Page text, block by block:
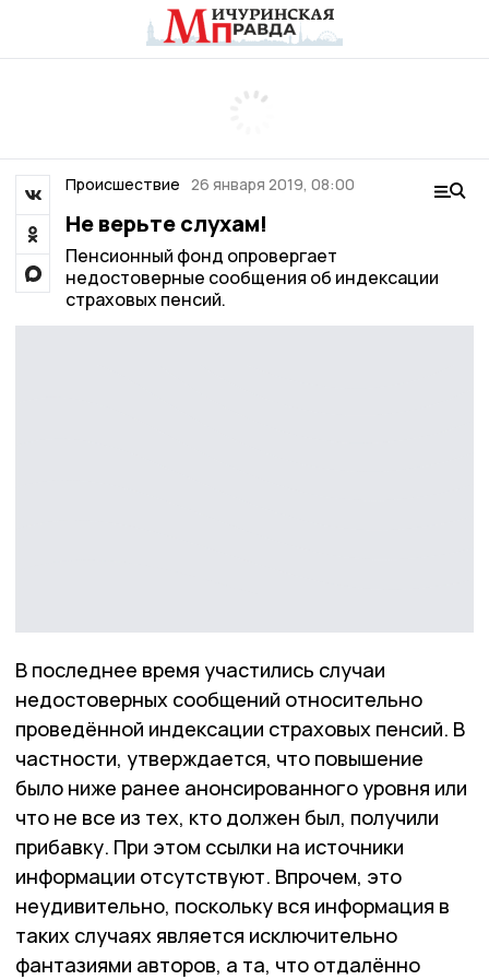
Происшествие 26 января 2019, 08:00
Не верьте слухам!
Пенсионный фонд опровергает
недостоверные сообщения об индексации
страховых пенсий.
В последнее время участились случаи
недостоверных сообщений относительно
проведённой индексации страховых пенсий. В
частности, утверждается, что повышение
было ниже ранее анонсированного уровня или
что не все из тех, кто должен был, получили
прибавку. При этом ссылки на источники
информации отсутствуют. Впрочем, это
неудивительно, поскольку вся информация в
таких случаях является исключительно
фантазиями авторов, а та, что отдалённо